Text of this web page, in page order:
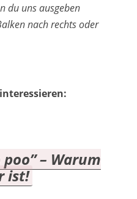
du uns ausgeben
nach rechts oder
– Warum
ist!